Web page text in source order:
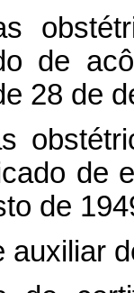
de
28 de
de
de
auxiliar